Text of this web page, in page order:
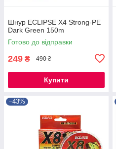
Шнур ECLIPSE X4 Strong-PE
Dark Green 150m
Готово до відправки
249 ₴ 490 ₴
Купити
–43%